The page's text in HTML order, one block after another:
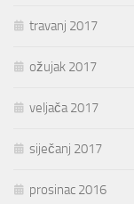
travanj 2017
ožujak 2017
veljača 2017
siječanj 2017
prosinac 2016